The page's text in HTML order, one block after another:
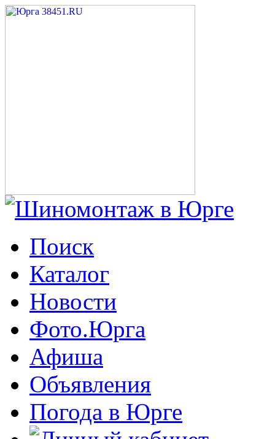
Поиск
Каталог
Новости
Фото.Юрга
Афиша
Объявления
Погода в Юрге